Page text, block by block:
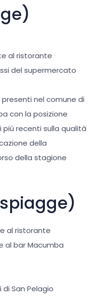
al ristorante
del supermercato
presenti nel comune di
con la posizione
recenti sulla qualità
della
della stagione
al ristorante
al bar Macumba
San Pelagio